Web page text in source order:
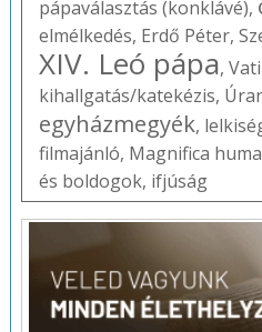
pápaválasztás (konklávé),
elmélkedés, Erdő Péter,
XIV. Leó pápa,
kihallgatás/katekézis,
egyházmegyék,
filmajánló, Magnifica
és boldogok, ifjúság